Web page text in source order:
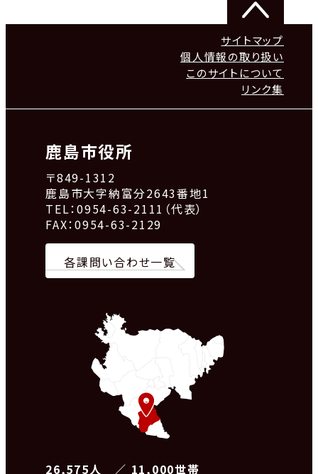
サイトマップ
個人情報の取り扱い
このサイトについて
リンク集
鹿島市役所
〒849-1312
鹿島市大字納富分2643番地1
TEL：0954-63-2111（代表）
FAX：0954-63-2129
各課問い合わせ一覧
26,575人 ／ 11,000世帯